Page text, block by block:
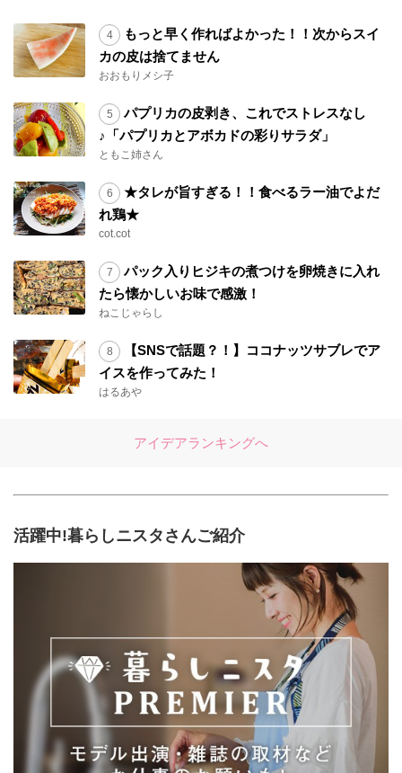
もっと早く作ればよかった！！次からスイ
カの皮は捨てません
おおもりメシ子
パプリカの皮剥き、これでストレスなし
♪「パプリカとアボカドの彩りサラダ」
ともこ姉さん
★タレが旨すぎる！！食べるラー油でよだ
れ鶏★
cot.cot
パック入りヒジキの煮つけを卵焼きに入れ
たら懐かしいお味で感激！
ねこじゃらし
【SNSで話題？！】ココナッツサブレでア
イスを作ってみた！
はるあや
アイデアランキングへ
活躍中!暮らしニスタさんご紹介